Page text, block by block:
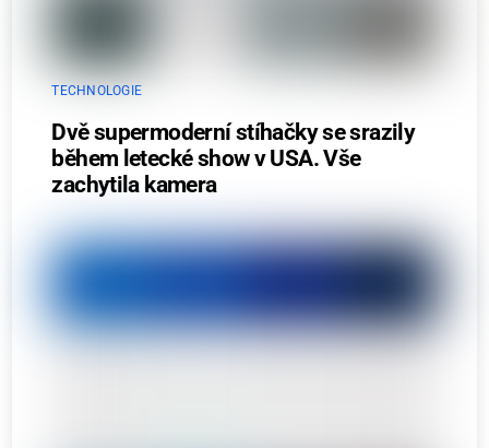
TECHNOLOGIE
Dvě supermoderní stíhačky se srazily
během letecké show v USA. Vše
zachytila kamera